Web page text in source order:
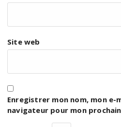
Site web
Enregistrer mon nom, mon e-
navigateur pour mon